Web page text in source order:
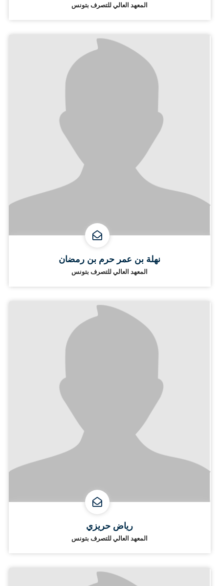
المعهد العالي للتصرف بتونس
نهلة بن عمر حرم بن رمضان
المعهد العالي للتصرف بتونس
رياض حريزي
المعهد العالي للتصرف بتونس